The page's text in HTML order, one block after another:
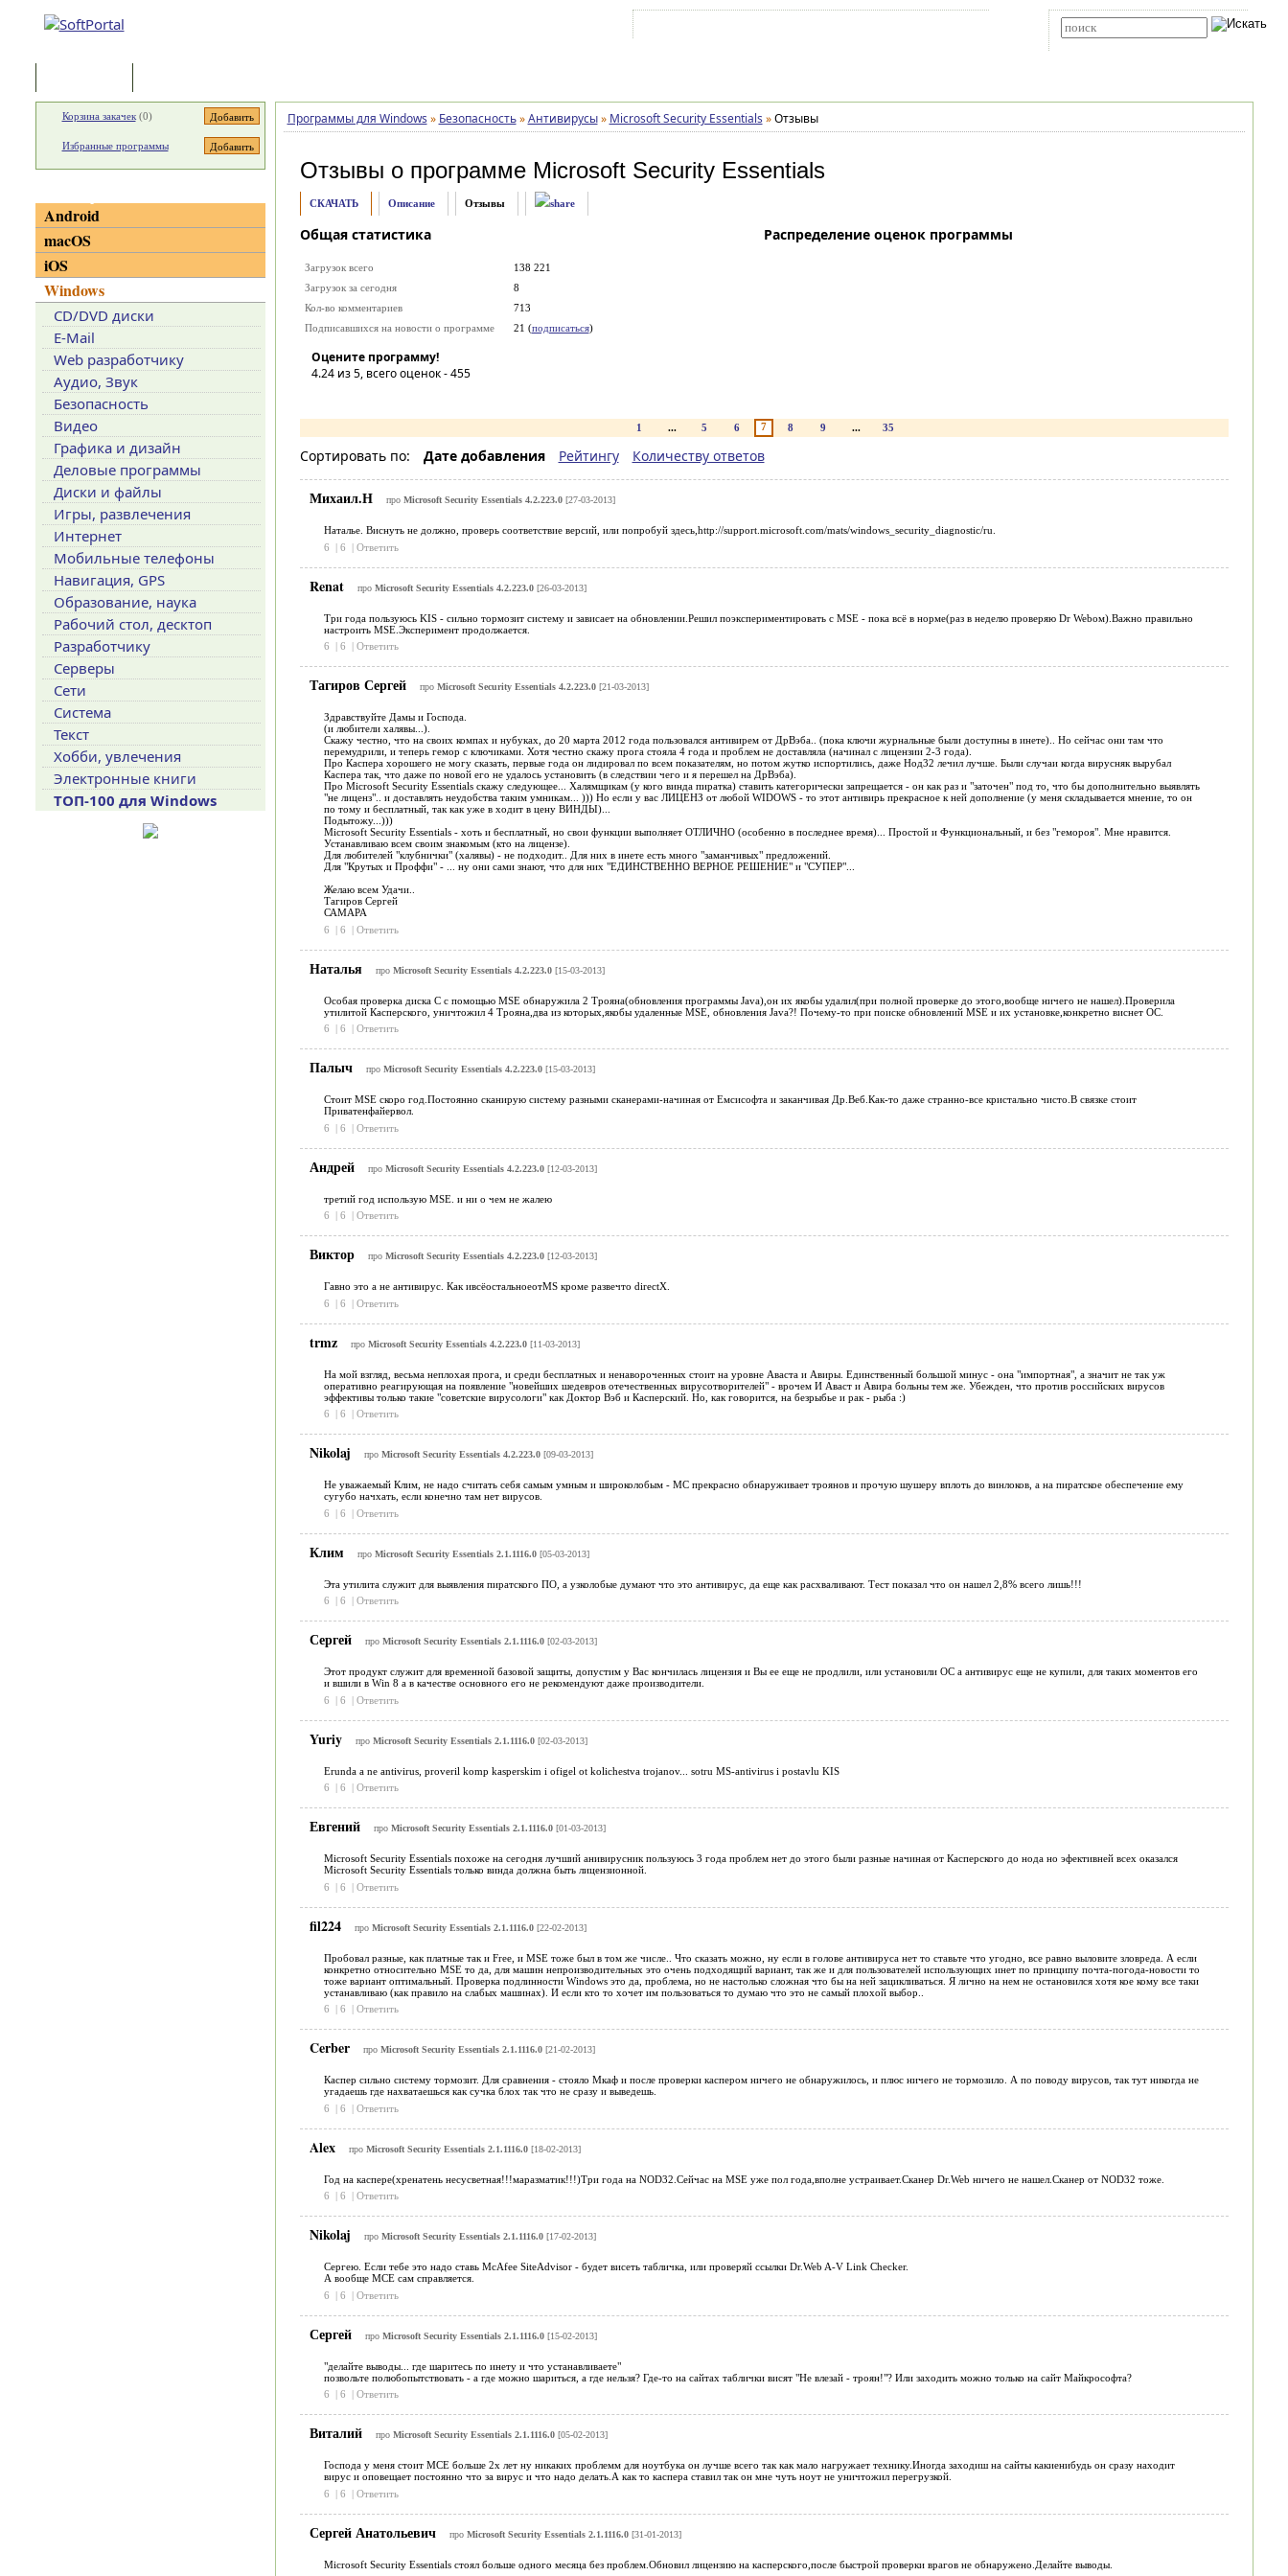
Программы для Windows » Безопасность » Антивирусы » Microsoft Security Essentials » Отзывы
Отзывы о программе Microsoft Security Essentials
СКАЧАТЬ Описание Отзывы
Общая статистика
Загрузок всего
138 221
Загрузок за сегодня
8
Кол-во комментариев
713
Подписавшихся на новости о программе
21 (подписаться)
Оцените программу!
4.24из 5, всего оценок -455
Распределение оценок программы
1 ... 5 6 7 8 9 ... 35
Сортировать по: Дате добавления Рейтингу Количеству ответов
Михаил.Н про Microsoft Security Essentials 4.2.223.0[27-03-2013]
Наталье. Виснуть не должно, проверь соответствие версий, или попробуй здесь,http://support.microsoft.com/mats/windows_security_diagnostic/ru.
6
| 6 | Ответить
Renat про Microsoft Security Essentials 4.2.223.0[26-03-2013]
Три года пользуюсь KIS - сильно тормозит систему и зависает на обновлении.Решил поэкспериментировать с MSE - пока всё в норме(раз в неделю проверяю Dr Webом).Важно правильно
настроить MSE.Эксперимент продолжается.
6
| 6 | Ответить
Тагиров Сергей про Microsoft Security Essentials 4.2.223.0[21-03-2013]
Здравствуйте Дамы и Господа.
(и любители халявы...).
Скажу честно, что на своих компах и нубуках, до 20 марта 2012 года пользовался антивирем от ДрВэба.. (пока ключи журнальные были доступны в инете).. Но сейчас они там что
перемудрили, и теперь гемор с ключиками. Хотя честно скажу прога стояла 4 года и проблем не доставляла (начинал с лицензии 2-3 года).
Про Каспера хорошего не могу сказать, первые года он лидировал по всем показателям, но потом жутко испортились, даже Нод32 лечил лучше. Были случаи когда вирусняк вырубал
Каспера так, что даже по новой его не удалось установить (в следствии чего и я перешел на ДрВэба).
Про Microsoft Security Essentials скажу следующее... Халямщикам (у кого винда пиратка) ставить категорически запрещается - он как раз и "заточен" под то, что бы дополнительно выявлять
"не лиценз".. и доставлять неудобства таким умникам... ))) Но если у вас ЛИЦЕНЗ от любой WIDOWS - то этот антивирь прекрасное к ней дополнение (у меня складывается мнение, то он
по тому и бесплатный, так как уже в ходит в цену ВИНДЫ)...
Подытожу...)))
Microsoft Security Essentials - хоть и бесплатный, но свои функции выполняет ОТЛИЧНО (особенно в последнее время)... Простой и Функциональный, и без "гемороя". Мне нравится.
Устанавливаю всем своим знакомым (кто на лицензе).
Для любителей "клубнички" (халявы) - не подходит.. Для них в инете есть много "заманчивых" предложений.
Для "Крутых и Проффи" - ... ну они сами знают, что для них "ЕДИНСТВЕННО ВЕРНОЕ РЕШЕНИЕ" и "СУПЕР"...
Желаю всем Удачи..
Тагиров Сергей
САМАРА
6
| 6 | Ответить
Наталья про Microsoft Security Essentials 4.2.223.0[15-03-2013]
Особая проверка диска С с помощью MSE обнаружила 2 Трояна(обновления программы Java),он их якобы удалил(при полной проверке до этого,вообще ничего не нашел).Проверила
утилитой Касперского, уничтожил 4 Трояна,два из которых,якобы удаленные MSE, обновления Java?! Почему-то при поиске обновлений MSE и их установке,конкретно виснет ОС.
6
| 6 | Ответить
Палыч про Microsoft Security Essentials 4.2.223.0[15-03-2013]
Стоит MSE скоро год.Постоянно сканирую систему разными сканерами-начиная от Емсисофта и заканчивая Др.Веб.Как-то даже странно-все кристально чисто.В связке стоит
Приватенфайервол.
6
| 6 | Ответить
Андрей про Microsoft Security Essentials 4.2.223.0[12-03-2013]
третий год использую MSE. и ни о чем не жалею
6
| 6 | Ответить
Виктор про Microsoft Security Essentials 4.2.223.0[12-03-2013]
Гавно это а не антивирус. Как ивсёостальноеотMS кроме развечто directX.
6
| 6 | Ответить
trmz про Microsoft Security Essentials 4.2.223.0[11-03-2013]
На мой взгляд, весьма неплохая прога, и среди бесплатных и ненавороченных стоит на уровне Аваста и Авиры. Единственный большой минус - она "импортная", а значит не так уж
оперативно реагирующая на появление "новейших шедевров отечественных вирусотворителей" - врочем И Аваст и Авира больны тем же. Убежден, что против российских вирусов
эффективы только такие "советские вирусологи" как Доктор Вэб и Касперский. Но, как говорится, на безрыбье и рак - рыба :)
6
| 6 | Ответить
Nikolaj про Microsoft Security Essentials 4.2.223.0[09-03-2013]
Не уважаемый Клим, не надо считать себя самым умным и широколобым - МС прекрасно обнаруживает троянов и прочую шушеру вплоть до винлоков, а на пиратское обеспечение ему
сугубо начхать, если конечно там нет вирусов.
6
| 6 | Ответить
Клим про Microsoft Security Essentials 2.1.1116.0[05-03-2013]
Эта утилита служит для выявления пиратского ПО, а узколобые думают что это антивирус, да еще как расхваливают. Тест показал что он нашел 2,8% всего лишь!!!
6
| 6 | Ответить
Сергей про Microsoft Security Essentials 2.1.1116.0[02-03-2013]
Этот продукт служит для временной базовой защиты, допустим у Вас кончилась лицензия и Вы ее еще не продлили, или установили ОС а антивирус еще не купили, для таких моментов его
и вшили в Win 8 а в качестве основного его не рекомендуют даже производители.
6
| 6 | Ответить
Yuriy про Microsoft Security Essentials 2.1.1116.0[02-03-2013]
Erunda a ne antivirus, proveril komp kasperskim i ofigel ot kolichestva trojanov... sotru MS-antivirus i postavlu KIS
6
| 6 | Ответить
Евгений про Microsoft Security Essentials 2.1.1116.0[01-03-2013]
Microsoft Security Essentials похоже на сегодня лучший анивирусник пользуюсь 3 года проблем нет до этого были разные начиная от Касперского до нода но эфективней всех оказался
Microsoft Security Essentials только винда должна быть лицензионной.
6
| 6 | Ответить
fil224 про Microsoft Security Essentials 2.1.1116.0[22-02-2013]
Пробовал разные, как платные так и Free, и MSE тоже был в том же числе.. Что сказать можно, ну если в голове антивируса нет то ставьте что угодно, все равно выловите зловреда. А если
конкретно относительно MSE то да, для машин непроизводительных это очень подходящий вариант, так же и для пользователей использующих инет по принципу почта-погода-новости то
тоже вариант оптимальный. Проверка подлинности Windows это да, проблема, но не настолько сложная что бы на ней зацикливаться. Я лично на нем не остановился хотя кое кому все таки
устанавливаю (как правило на слабых машинах). И если кто то хочет им пользоваться то думаю что это не самый плохой выбор..
6
| 6 | Ответить
Cerber про Microsoft Security Essentials 2.1.1116.0[21-02-2013]
Каспер сильно систему тормозит. Для сравнения - стояло Мкаф и после проверки каспером ничего не обнаружилось, и плюс ничего не тормозило. А по поводу вирусов, так тут никогда не
угадаешь где нахватаешься как сучка блох так что не сразу и выведешь.
6
| 6 | Ответить
Alex про Microsoft Security Essentials 2.1.1116.0[18-02-2013]
Год на каспере(хренатень несусветная!!!маразматик!!!)Три года на NOD32.Сейчас на MSE уже пол года,вполне устраивает.Сканер Dr.Web ничего не нашел.Сканер от NOD32 тоже.
6
| 6 | Ответить
Nikolaj про Microsoft Security Essentials 2.1.1116.0[17-02-2013]
Сергею. Если тебе это надо ставь McAfee SiteAdvisor - будет висеть табличка, или проверяй ссылки Dr.Web A-V Link Checker.
А вообще МСЕ сам справляется.
6
| 6 | Ответить
Сергей про Microsoft Security Essentials 2.1.1116.0[15-02-2013]
"делайте выводы... где шаритесь по инету и что устанавливаете"
позвольте полюбопытствовать - а где можно шариться, а где нельзя? Где-то на сайтах таблички висят "Не влезай - троян!"? Или заходить можно только на сайт Майкрософта?
6
| 6 | Ответить
Виталий про Microsoft Security Essentials 2.1.1116.0[05-02-2013]
Господа у меня стоит МСЕ больше 2х лет ну никаких проблемм для ноутбука он лучше всего так как мало нагружает технику.Иногда заходиш на сайты какиенибудь он сразу находит
вирус и оповещает постоянно что за вирус и что надо делать.А как то каспера ставил так он мне чуть ноут не уничтожил перегрузкой.
6
| 6 | Ответить
Сергей Анатольевич про Microsoft Security Essentials 2.1.1116.0[31-01-2013]
Microsoft Security Essentials стоял больше одного месяца без проблем.Обновил лицензию на касперского,после быстрой проверки врагов не обнаружено.Делайте выводы.
Корзина закачек(0)
Избранные программы
Android
macOS
iOS
Windows
CD/DVD диски
E-Mail
Web разработчику
Аудио, Звук
Безопасность
Видео
Графика и дизайн
Деловые программы
Диски и файлы
Игры, развлечения
Интернет
Мобильные телефоны
Навигация, GPS
Образование, наука
Рабочий стол, десктоп
Разработчику
Серверы
Сети
Система
Текст
Хобби, увлечения
Электронные книги
ТОП-100 для Windows